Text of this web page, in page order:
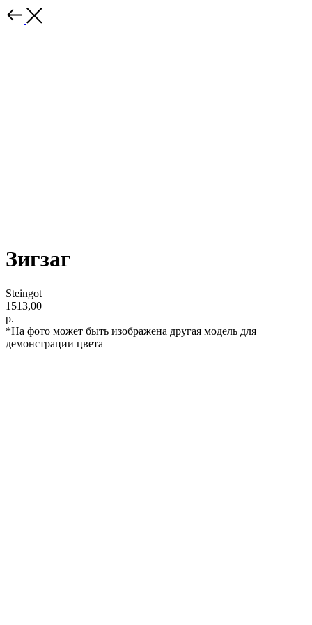
Зигзаг
Steingot
1513,00
р.
*На фото может быть изображена другая модель для
демонстрации цвета